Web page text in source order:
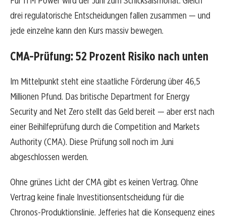
drei regulatorische Entscheidungen fallen zusammen — und
jede einzelne kann den Kurs massiv bewegen.
CMA-Prüfung: 52 Prozent Risiko nach unten
Im Mittelpunkt steht eine staatliche Förderung über 46,5
Millionen Pfund. Das britische Department for Energy
Security and Net Zero stellt das Geld bereit — aber erst nach
einer Beihilfeprüfung durch die Competition and Markets
Authority (CMA). Diese Prüfung soll noch im Juni
abgeschlossen werden.
Ohne grünes Licht der CMA gibt es keinen Vertrag. Ohne
Vertrag keine finale Investitionsentscheidung für die
Chronos-Produktionslinie. Jefferies hat die Konsequenz eines